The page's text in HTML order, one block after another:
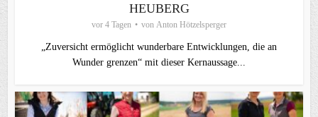
HEUBERG
vor 4 Tagen von Anton Hötzelsperger
„Zuversicht ermöglicht wunderbare Entwicklungen, die an
Wunder grenzen“ mit dieser Kernaussage...